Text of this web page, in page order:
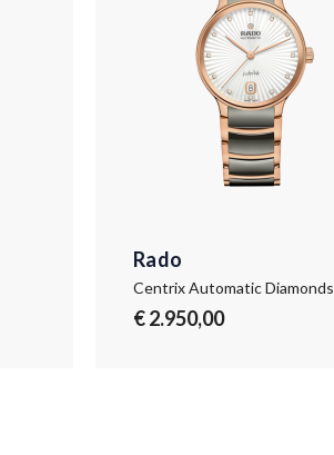
Rado
Centrix Automatic Diamonds
€ 2.950,00